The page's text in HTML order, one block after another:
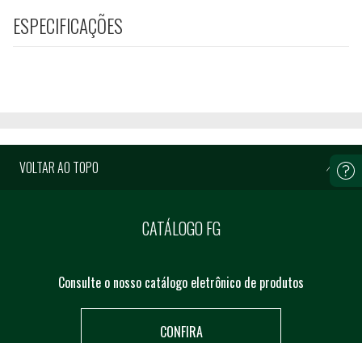
ESPECIFICAÇÕES
VOLTAR AO TOPO
CATÁLOGO FG
Consulte o nosso catálogo eletrônico de produtos
CONFIRA